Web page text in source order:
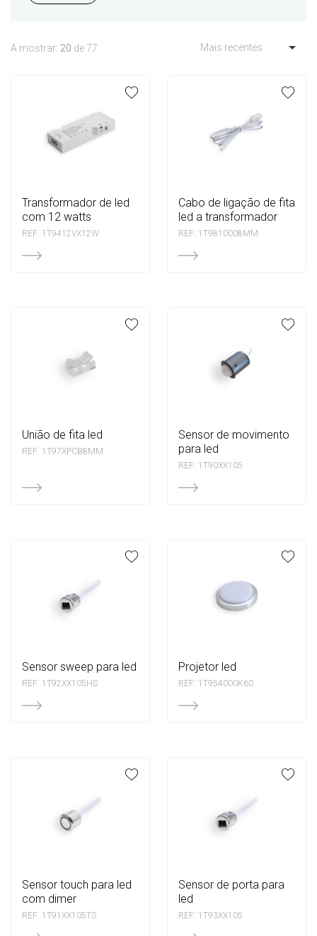
A mostrar: 20 de 77 Mais recentes
transformador de led
com 12 watts
REF: 1T9412VX12W
cabo de ligação de fita
led a transformador
REF: 1T9810008MM
união de fita led
REF: 1T97XPCB8MM
sensor de movimento
para led
REF: 1T90XX105
sensor sweep para led
REF: 1T92XX105HS
projetor led
REF: 1T954000K60
sensor touch para led
com dimer
REF: 1T91XX105TS
sensor de porta para
led
REF: 1T93XX105